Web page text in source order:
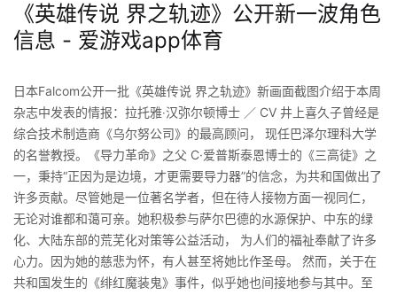
《英雄传说 界之轨迹》公开新一波角色
信息 - 爱游戏app体育
日本Falcom公开一批《英雄传说 界之轨迹》新画面截图介绍于本周
杂志中发表的情报：拉托雅‧汉弥尔顿博士 ／ CV 井上喜久子曾经是
综合技术制造商《乌尔努公司》的最高顾问， 现任巴泽尔理科大学
的名誉教授。《导力革命》之父 C·爱普斯泰恩博士的《三高徒》之
一，秉持“正因为是边境，才更需要导力器”的信念，为共和国做出了
许多贡献。尽管她是一位著名学者，但在待人接物方面一视同仁，
无论对谁都和蔼可亲。她积极参与萨尔巴德的水源保护、中东的绿
化、大陆东部的荒芜化对策等公益活动， 为人们的福祉奉献了许多
心力。因为她的慈悲为怀，有人甚至将她比作圣母。 然而，关于在
共和国发生的《绯红魔装鬼》事件，似乎她也间接地参与其中。至